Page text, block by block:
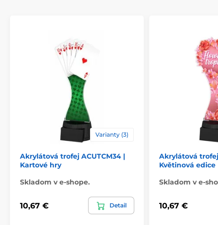
Varianty (3)
Akrylátová trofej ACUTCM34 |
Kartové hry
Skladom v e-shope.
10,67 € Detail
Akrylátová trofej
Květinová edice
Skladom v e-
10,67 €